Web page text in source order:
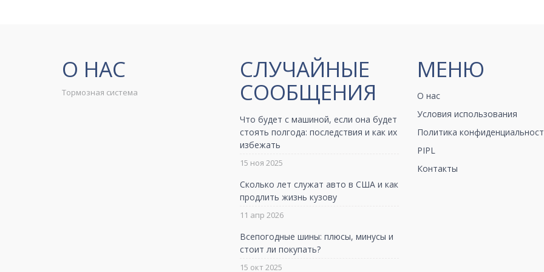
О НАС
Тормозная система
СЛУЧАЙНЫЕ
СООБЩЕНИЯ
Что будет с машиной, если она будет
стоять полгода: последствия и как их
избежать
15 ноя 2025
Сколько лет служат авто в США и как
продлить жизнь кузову
11 апр 2026
Всепогодные шины: плюсы, минусы и
стоит ли покупать?
15 окт 2025
МЕНЮ
О нас
Условия использования
Политика
PIPL
Контакты